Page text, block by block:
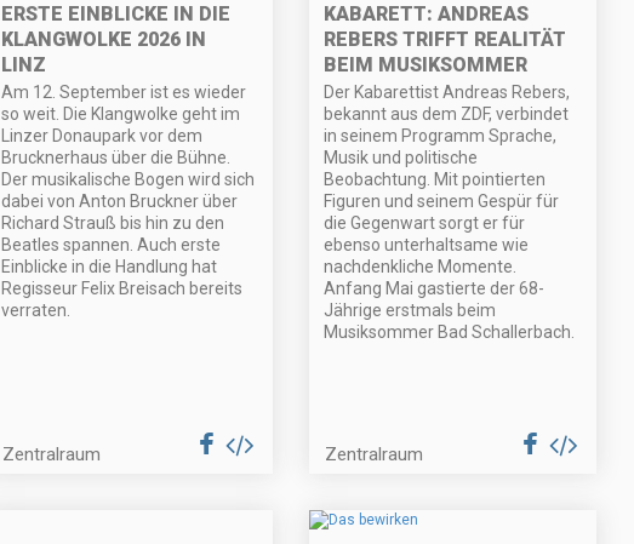
ERSTE EINBLICKE IN DIE
KLANGWOLKE 2026 IN
LINZ
Am 12. September ist es wieder
so weit. Die Klangwolke geht im
Linzer Donaupark vor dem
Brucknerhaus über die Bühne.
Der musikalische Bogen wird sich
dabei von Anton Bruckner über
Richard Strauß bis hin zu den
Beatles spannen. Auch erste
Einblicke in die Handlung hat
Regisseur Felix Breisach bereits
verraten.
Zentralraum
KABARETT: ANDREAS
REBERS TRIFFT REALITÄT
BEIM MUSIKSOMMER
Der Kabarettist Andreas Rebers,
bekannt aus dem ZDF, verbindet
in seinem Programm Sprache,
Musik und politische
Beobachtung. Mit pointierten
Figuren und seinem Gespür für
die Gegenwart sorgt er für
ebenso unterhaltsame wie
nachdenkliche Momente.
Anfang Mai gastierte der 68-
Jährige erstmals beim
Musiksommer Bad Schallerbach.
Zentralraum